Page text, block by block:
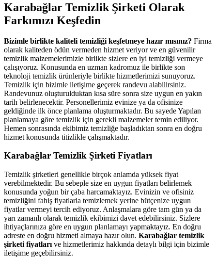
Karabağlar Temizlik Şirketi Olarak
Farkımızı Keşfedin
Bizimle birlikte kaliteli temizliği keşfetmeye hazır mısınız? Firma
olarak kaliteden ödün vermeden hizmet veriyor ve en güvenilir
temizlik malzemelerimizle birlikte sizlere en iyi temizliği vermeye
çalışıyoruz. Konusunda en uzman kadromuz ile birlikte son
teknoloji temizlik ürünleriyle birlikte hizmetlerimizi sunuyoruz.
Temizlik için bizimle iletişime geçerek randevu alabilirsiniz.
Randevunuz oluşturulduktan kısa süre sonra size uygun en yakın
tarih belirlenecektir. Personellerimiz evinize ya da ofisinize
geldiğinde ilk önce planlama oluşturmaktadır. Bu sayede Yapılan
planlamaya göre temizlik için gerekli malzemeler temin ediliyor.
Hemen sonrasında ekibimiz temizliğe başladıktan sonra en doğru
hizmet konusunda titizlikle çalışmaktadır.
Karabağlar Temizlik Şirketi Fiyatları
Temizlik şirketleri genellikle birçok anlamda yüksek fiyat
verebilmektedir. Bu sebeple size en uygun fiyatları belirlemek
konusunda yoğun bir çaba harcamaktayız. Evinizin ve ofisiniz
temizliğini fahiş fiyatlarla temizlemek yerine bütçenize uygun
fiyatlar vermeyi tercih ediyoruz. Anlaşmalara göre tam gün ya da
yarı zamanlı olarak temizlik ekibimizi davet edebilirsiniz. Sizlere
ihtiyaçlarınıza göre en uygun planlamayı yapmaktayız. En doğru
adreste en doğru hizmeti almaya hazır olun. Karabağlar temizlik
şirketi fiyatları ve hizmetlerimiz hakkında detaylı bilgi için bizimle
iletişime geçebilirsiniz.